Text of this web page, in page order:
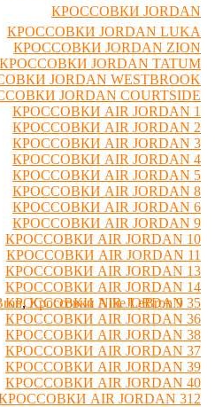
КРОССОВКИ JORDAN
КРОССОВКИ JORDAN LUKA
КРОССОВКИ JORDAN ZION
КРОССОВКИ JORDAN TATUM
JORDAN WESTBROOK
JORDAN COURTSIDE
КРОССОВКИ AIR JORDAN 1
КРОССОВКИ AIR JORDAN 2
КРОССОВКИ AIR JORDAN 3
КРОССОВКИ AIR JORDAN 4
КРОССОВКИ AIR JORDAN 5
КРОССОВКИ AIR JORDAN 8
КРОССОВКИ AIR JORDAN 6
КРОССОВКИ AIR JORDAN 9
КРОССОВКИ AIR JORDAN 10
КРОССОВКИ AIR JORDAN 11
КРОССОВКИ AIR JORDAN 13
КРОССОВКИ AIR JORDAN 14
КРОССОВКИ AIR JORDAN 35
КРОССОВКИ AIR JORDAN 36
КРОССОВКИ AIR JORDAN 38
КРОССОВКИ AIR JORDAN 37
КРОССОВКИ AIR JORDAN 39
КРОССОВКИ AIR JORDAN 40
AIR JORDAN 312
,Кроссовки Nike LeBron 9